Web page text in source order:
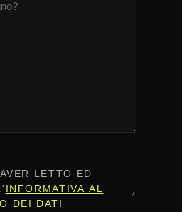
LETTO ED
INFORMATIVA AL
DEI DATI
*